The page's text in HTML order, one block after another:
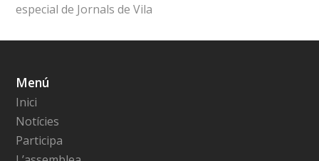
especial de Jornals de Vila
Menú
Inici
Notícies
Participa